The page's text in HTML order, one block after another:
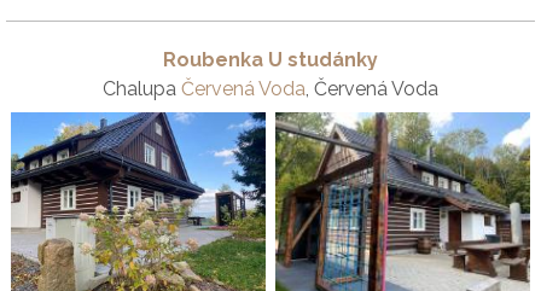
Roubenka U studánky
Chalupa Červená Voda, Červená Voda